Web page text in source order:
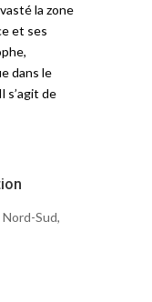
la zone
et ses
dans le
s’agit de
Nord-Sud,